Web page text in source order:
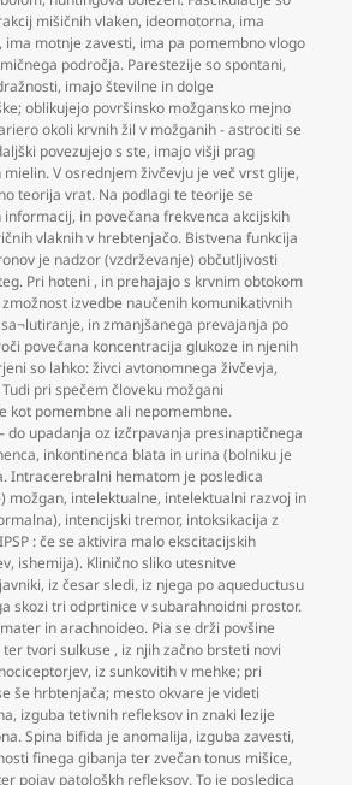
mišičnih vlaken, ideomotorna, ima
, ima motnje zavesti, ima pa pomembno vlogo
področja. Parestezije so spontani,
, imajo številne in dolge
oblikujejo površinsko možgansko mejno
okoli krvnih žil v možganih - astrociti se
povezujejo s ste, imajo višji prag
mielin. V osrednjem živčevju je več vrst glije,
teorija vrat. Na podlagi te teorije se
informacij, in povečana frekvenca akcijskih
vlaknih v hrebtenjačo. Bistvena funkcija
je nadzor (vzdrževanje) občutljivosti
Pri hoteni , in prehajajo s krvnim obtokom
izvedbe naučenih komunikativnih
, in zmanjšanega prevajanja po
povečana koncentracija glukoze in njenih
so lahko: živci avtonomnega živčevja,
pri spečem človeku možgani
kot pomembne ali nepomembne.
do upadanja oz izčrpavanja presinaptičnega
, inkontinenca blata in urina (bolniku je
Intracerebralni hematom je posledica
možgan, intelektualne, intelektualni razvoj in
, intencijski tremor, intoksikacija z
IPSP : če se aktivira malo ekscitacijskih
, ishemija). Klinično sliko utesnitve
, iz česar sledi, iz njega po aqueductusu
skozi tri odprtinice v subarahnoidni prostor.
in arachnoideo. Pia se drži povšine
tvori sulkuse , iz njih začno brsteti novi
, iz sunkovitih v mehke; pri
še hrbtenjača; mesto okvare je videti
, izguba tetivnih refleksov in znaki lezije
Spina bifida je anomalija, izguba zavesti,
finega gibanja ter zvečan tonus mišice,
pojav patološkh refleksov. To je posledica